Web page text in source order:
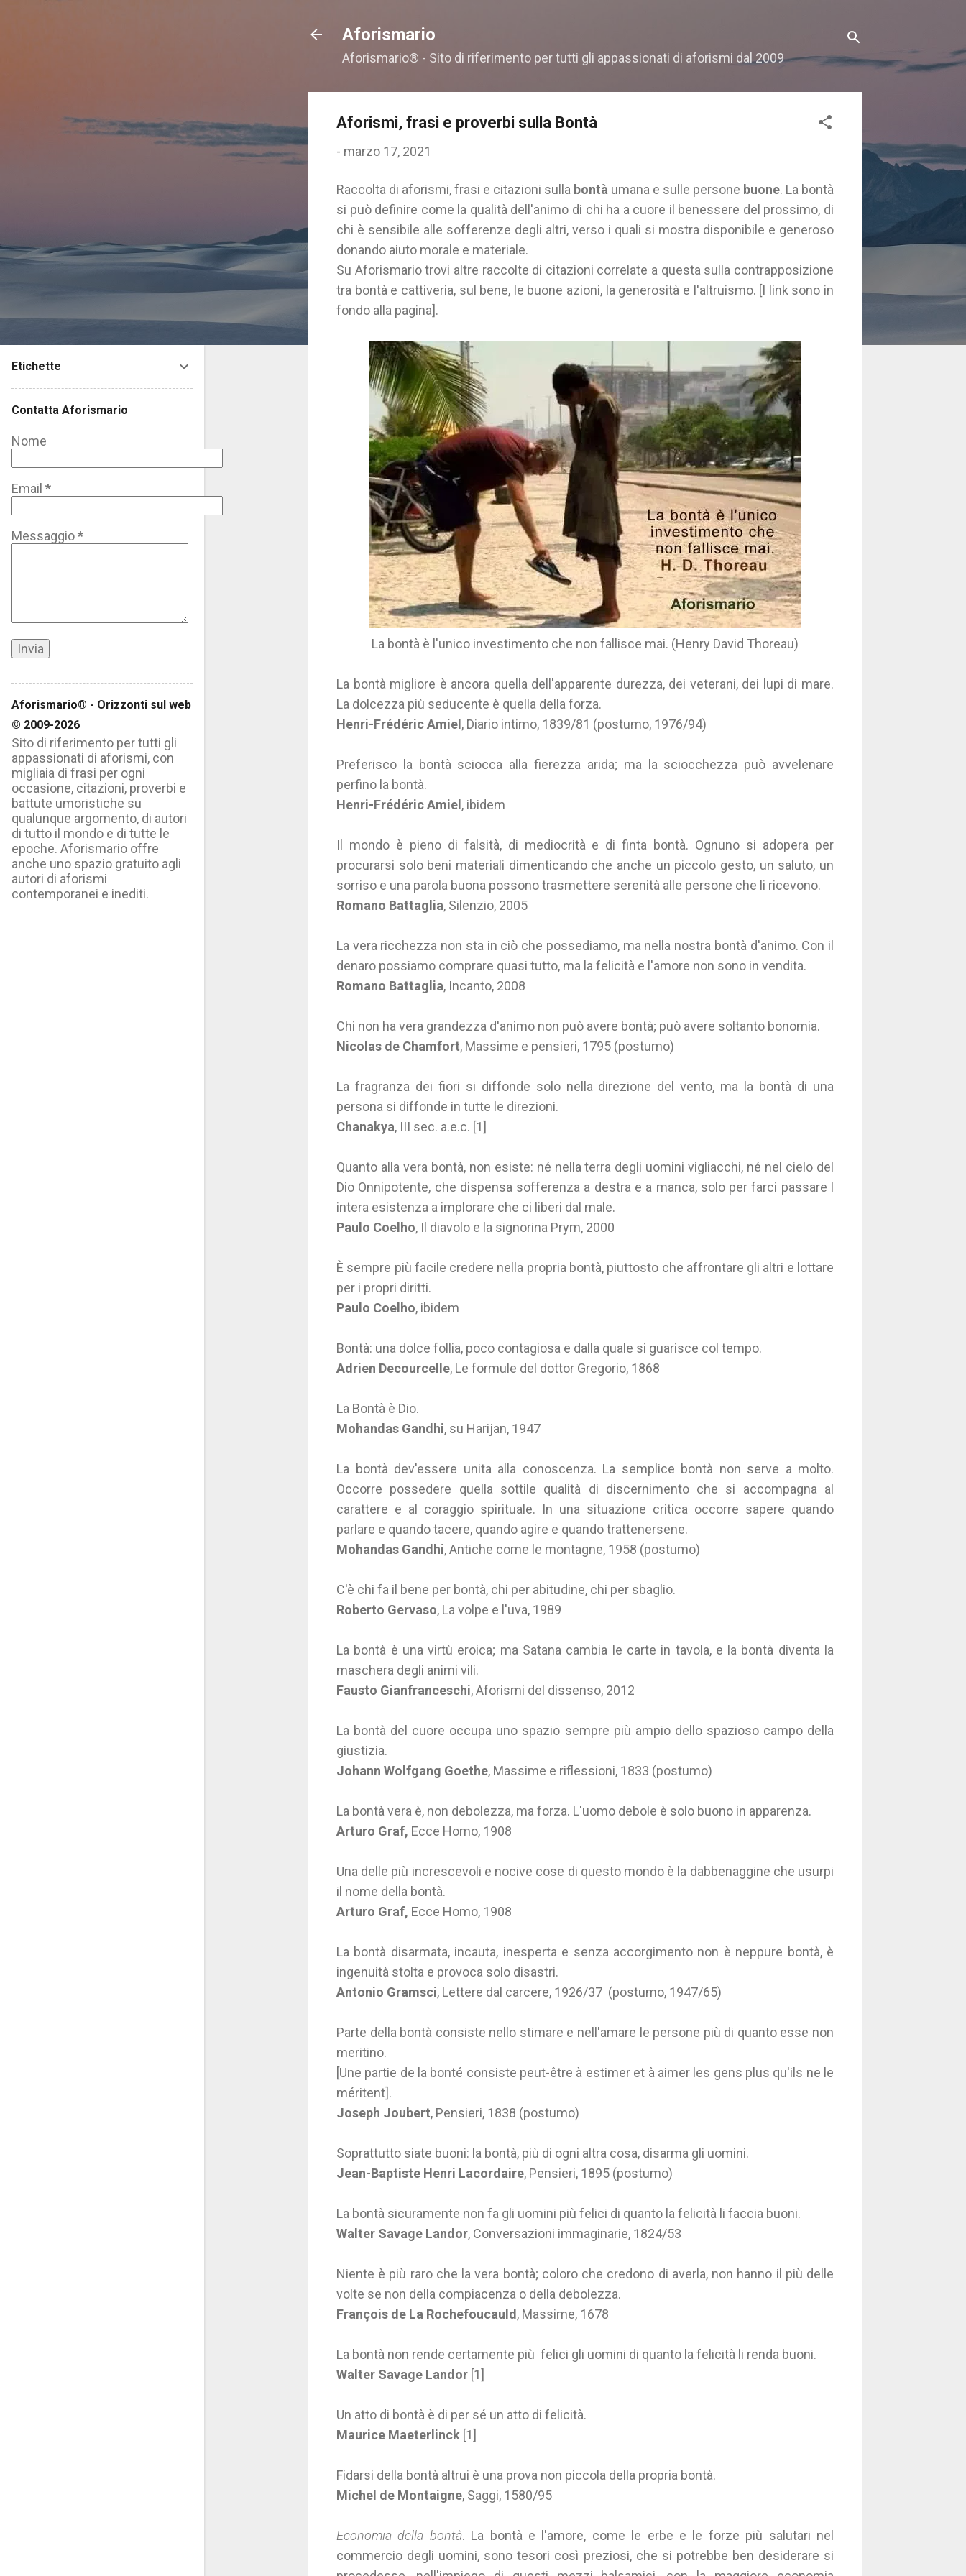
Aforismario
Aforismario® - Sito di riferimento per tutti gli appassionati di aforismi dal 2009
Aforismi, frasi e proverbi sulla Bontà
- marzo 17, 2021
Raccolta di aforismi, frasi e citazioni sulla bontà umana e sulle persone buone. La bontà
si può definire come la qualità dell'animo di chi ha a cuore il benessere del prossimo, di
chi è sensibile alle sofferenze degli altri, verso i quali si mostra disponibile e generoso
donando aiuto morale e materiale.
Su Aforismario trovi altre raccolte di citazioni correlate a questa sulla contrapposizione
tra bontà e cattiveria, sul bene, le buone azioni, la generosità e l'altruismo. [I link sono in
fondo alla pagina].
La bontà è l'unico investimento che non fallisce mai. (Henry David Thoreau)
La bontà migliore è ancora quella dell'apparente durezza, dei veterani, dei lupi di mare.
La dolcezza più seducente è quella della forza.
Henri-Frédéric Amiel , Diario intimo, 1839/81 (postumo, 1976/94)
Preferisco la bontà sciocca alla fierezza arida; ma la sciocchezza può avvelenare
perfino la bontà.
Henri-Frédéric Amiel , ibidem
Il mondo è pieno di falsità, di mediocrità e di finta bontà. Ognuno si adopera per
procurarsi solo beni materiali dimenticando che anche un piccolo gesto, un saluto, un
sorriso e una parola buona possono trasmettere serenità alle persone che li ricevono.
Romano Battaglia, Silenzio, 2005
La vera ricchezza non sta in ciò che possediamo, ma nella nostra bontà d'animo. Con il
denaro possiamo comprare quasi tutto, ma la felicità e l'amore non sono in vendita.
Romano Battaglia, Incanto, 2008
Chi non ha vera grandezza d'animo non può avere bontà; può avere soltanto bonomia.
Nicolas de Chamfort, Massime e pensieri, 1795 (postumo)
La fragranza dei fiori si diffonde solo nella direzione del vento, ma la bontà di una
persona si diffonde in tutte le direzioni.
Chanakya, III sec. a.e.c. [1]
Quanto alla vera bontà, non esiste: né nella terra degli uomini vigliacchi, né nel cielo del
Dio Onnipotente, che dispensa sofferenza a destra e a manca, solo per farci passare l
intera esistenza a implorare che ci liberi dal male.
Paulo Coelho, Il diavolo e la signorina Prym, 2000
È sempre più facile credere nella propria bontà, piuttosto che affrontare gli altri e lottare
per i propri diritti.
Paulo Coelho, ibidem
Bontà: una dolce follia, poco contagiosa e dalla quale si guarisce col tempo.
Adrien Decourcelle, Le formule del dottor Gregorio, 1868
La Bontà è Dio.
Mohandas Gandhi, su Harijan, 1947
La bontà dev'essere unita alla conoscenza. La semplice bontà non serve a molto.
Occorre possedere quella sottile qualità di discernimento che si accompagna al
carattere e al coraggio spirituale. In una situazione critica occorre sapere quando
parlare e quando tacere, quando agire e quando trattenersene.
Mohandas Gandhi, Antiche come le montagne, 1958 (postumo)
C'è chi fa il bene per bontà, chi per abitudine, chi per sbaglio.
Roberto Gervaso, La volpe e l'uva, 1989
La bontà è una virtù eroica; ma Satana cambia le carte in tavola, e la bontà diventa la
maschera degli animi vili.
Fausto Gianfranceschi, Aforismi del dissenso, 2012
La bontà del cuore occupa uno spazio sempre più ampio dello spazioso campo della
giustizia.
Johann Wolfgang Goethe, Massime e riflessioni, 1833 (postumo)
La bontà vera è, non debolezza, ma forza. L'uomo debole è solo buono in apparenza.
Arturo Graf, Ecce Homo, 1908
Una delle più increscevoli e nocive cose di questo mondo è la dabbenaggine che usurpi
il nome della bontà.
Arturo Graf, Ecce Homo, 1908
La bontà disarmata, incauta, inesperta e senza accorgimento non è neppure bontà, è
ingenuità stolta e provoca solo disastri.
Antonio Gramsci, Lettere dal carcere, 1926/37 (postumo, 1947/65)
Parte della bontà consiste nello stimare e nell'amare le persone più di quanto esse non
meritino.
[Une partie de la bonté consiste peut-être à estimer et à aimer les gens plus qu'ils ne le
méritent].
Joseph Joubert, Pensieri, 1838 (postumo)
Soprattutto siate buoni: la bontà, più di ogni altra cosa, disarma gli uomini.
Jean-Baptiste Henri Lacordaire, Pensieri, 1895 (postumo)
La bontà sicuramente non fa gli uomini più felici di quanto la felicità li faccia buoni.
Walter Savage Landor, Conversazioni immaginarie, 1824/53
Niente è più raro che la vera bontà; coloro che credono di averla, non hanno il più delle
volte se non della compiacenza o della debolezza.
François de La Rochefoucauld , Massime, 1678
La bontà non rende certamente più felici gli uomini di quanto la felicità li renda buoni.
Walter Savage Landor [1]
Un atto di bontà è di per sé un atto di felicità.
Maurice Maeterlinck [1]
Fidarsi della bontà altrui è una prova non piccola della propria bontà.
Michel de Montaigne, Saggi, 1580/95
Economia della bontà. La bontà e l'amore, come le erbe e le forze più salutari nel
commercio degli uomini, sono tesori così preziosi, che si potrebbe ben desiderare si
Etichette
Contatta Aforismario
Nome
Email *
Messaggio*
Aforismario® - Orizzonti sul web
© 2009-2026
Sito di riferimento per tutti gli
appassionati di aforismi, con
migliaia di frasi per ogni
occasione, citazioni, proverbi e
battute umoristiche su
qualunque argomento, di autori
di tutto il mondo e di tutte le
epoche. Aforismario offre
anche uno spazio gratuito agli
autori di aforismi
contemporanei e inediti.